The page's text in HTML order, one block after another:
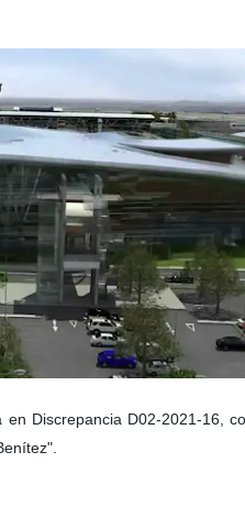
Discrepancia D02-2021-16,